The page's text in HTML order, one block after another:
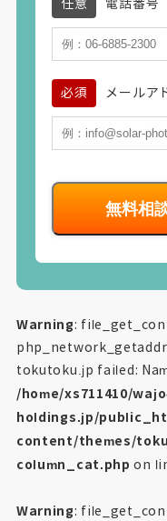
任意 電話番号
必須 メールア
Warning:
tokutoku.jp failed:
/home/xs711410/
holdings.jp/
content/themes/
column_cat.php on
Warning: